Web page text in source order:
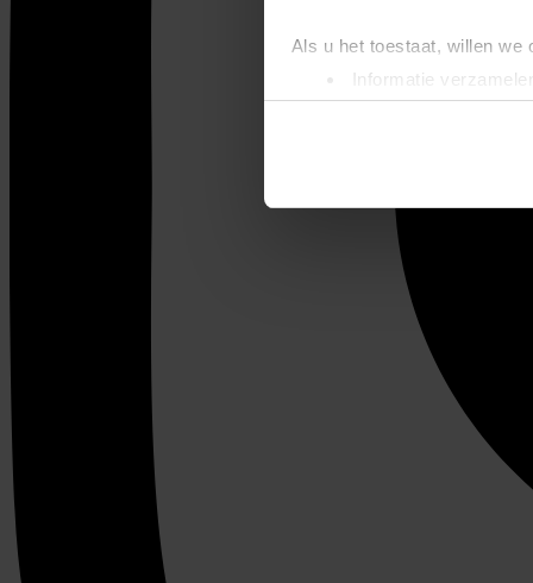
Als u het toestaat, willen we
Informatie
Uw apparaat
Lees meer over hoe uw
We gebruiken cookies om
websiteverkeer te
media, adverteren en
verstrekt of die ze hebben